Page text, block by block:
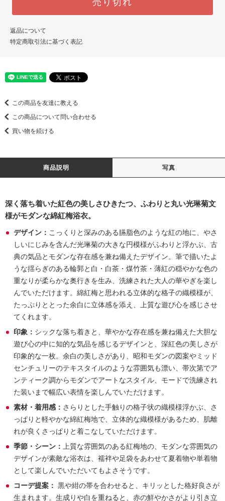
返品について
特定商取引法に基づく表記
この商品を友達に教える
この商品について問い合わせる
買い物を続ける
商品説明 写真
深く落ち着いた紅色の美しさひきたつ、ふわりと丸い光琳菊文
様がモダンな綿紅梅浴衣。
デザイン： こっくりと深みのある臙脂色のような紅の地に、やさ
しいにじみを含んだ光琳菊の大きな円模様がふわりと浮かぶ、古
典の気品とモダンな存在感を兼ね備えたデザイン。筆で描いたよ
うな揺らぎのある輪郭と白・白茶・煤竹茶・薄紅の穏やかな色の
重なりが柔らかな奥行きを生み、洗練された大人の華やぎを楽し
んでいただけます。綿紅梅と思われる立体的な格子の織模様が、
たっぷりととった余白に立体感を添え、上質な遊び心を感じさせ
てくれます。
印象： シックな落ち着きと、華やかな存在感を兼ね備えた大胆な
遊び心の中に知的な気品を感じるデザインと、深紅色の美しさが
印象的な一枚。余白の美しさがあり、昭和モダンの図案やミッド
センチュリーのテキスタイルのような雰囲気も漂い、帯次第でア
ンティーク調からモダンでアートなスタイル、モードで洗練され
た装いまで幅広い表情を楽しんでいただけます。
素材・着用感： さらりとした手触りの格子状の織模様浮かぶ、さ
っぱりと軽やかな綿紅梅地で、立体的な織模様があるため、肌離
れが良くさっぱりと着こなしていただけます。
季節・シーン：
上質な雰囲気のある紅梅地の、モダンな雰囲気の
デザインが素敵な浴衣は、襦袢や足袋をあわせて夏着物や単着物
として楽しんでいただいてもよさそうです。
コーデ提案： 黒や紺の帯を合わせると、キリッとした格好良さが
生まれます。生成りや白を重ねると、赤の鮮やかさがより引き立